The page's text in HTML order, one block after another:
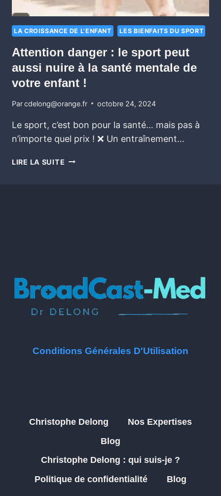
LA CROISSANCE DE L'ENFANT LES BIENFAITS DU SPORT
Attention danger : le sport peut
aussi nuire à la santé mentale de
votre enfant !
Parcdelong@orange.fr octobre 24, 2024
Le sport, c’est bon pour la santé… mais pas à
n’importe quel prix ! ❌ Un entraînement…
LIRE LA SUITE
Conditions Générales D'Utilisation
Christophe Delong
Nos Expertises
Blog
Christophe Delong : qui suis-je ?
Politique de confidentialité
Blog